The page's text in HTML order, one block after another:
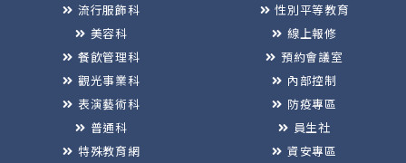
流行服飾科
美容科
餐飲管理科
觀光事業科
表演藝術科
普通科
特殊教育網
性別平等教育
線上報修
預約會議室
內部控制
防疫專區
員生社
資安專區